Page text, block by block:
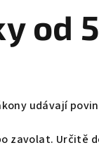
od
udávají
zavolat. Určitě